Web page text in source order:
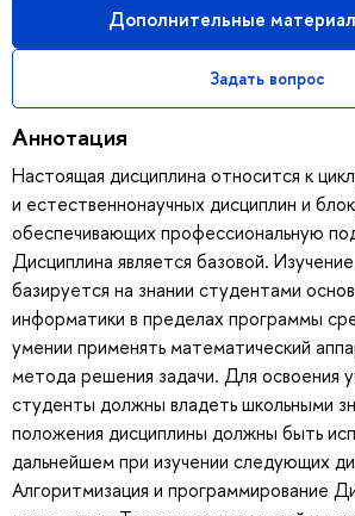
Дополнительные
Задать вопрос
Аннотация
Настоящая дисциплина относится к
и естественнонаучных дисциплин и
обеспечивающих профессиональную
Дисциплина является базовой.
базируется на знании студентами
информатики в пределах программы
умении применять математический
метода решения задачи. Для освоения
студенты должны владеть школьными
положения дисциплины должны быть
дальнейшем при изучении следующих
Алгоритмизация и программирование